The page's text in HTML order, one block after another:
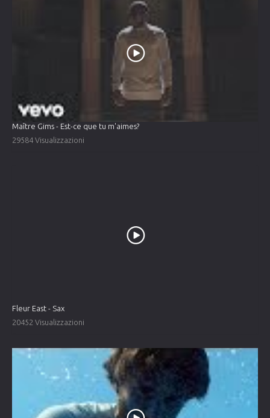
Maître Gims - Est-ce que tu m'aimes?
29584 Visualizzazioni
Fleur East - Sax
20452 Visualizzazioni